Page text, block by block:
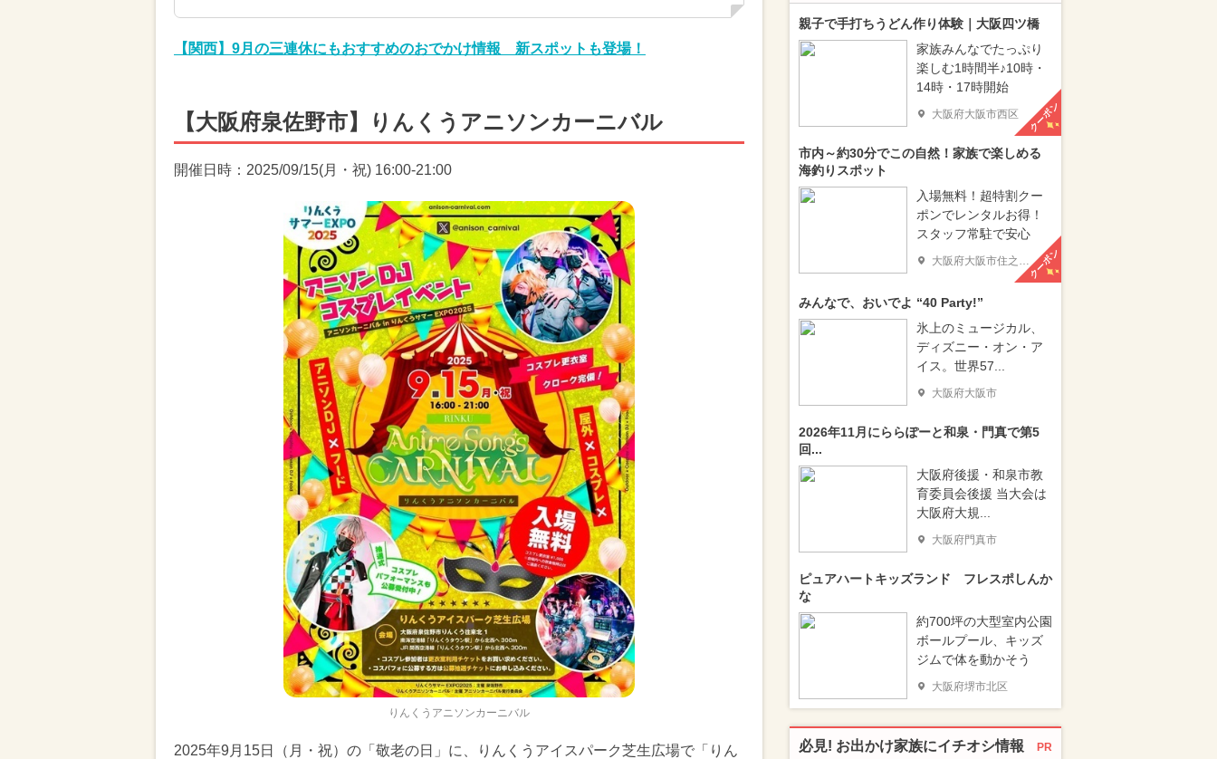
【関西】9月の三連休にもおすすめのおでかけ情報 新スポットも登場！
【大阪府泉佐野市】りんくうアニソンカーニバル
開催日時：2025/09/15(月・祝) 16:00-21:00
りんくうアニソンカーニバル
2025年9月15日（月・祝）の「敬老の日」に、りんくうアイスパーク芝生広場で「りん
親子で手打ちうどん作り体験｜大阪四ツ橋
家族みんなでたっぷり
楽しむ1時間半♪10時・
14時・17時開始
大阪府大阪市西区 クーポン
市内～約30分でこの自然！家族で楽しめる
海釣りスポット
入場無料！超特割クー
ポンでレンタルお得！
スタッフ常駐で安心
大阪府大阪市住之江区 クーポン
みんなで、おいでよ “40 Party!”
氷上のミュージカル、
ディズニー・オン・ア
イス。世界57...
大阪府大阪市
2026年11月にららぽーと和泉・門真で第5
回...
大阪府後援・和泉市教
育委員会後援 当大会は
大阪府大規...
大阪府門真市
ピュアハートキッズランド フレスポしんか
な
約700坪の大型室内公園
ボールプール、キッズ
ジムで体を動かそう
大阪府堺市北区
必見! お出かけ家族にイチオシ情報 PR